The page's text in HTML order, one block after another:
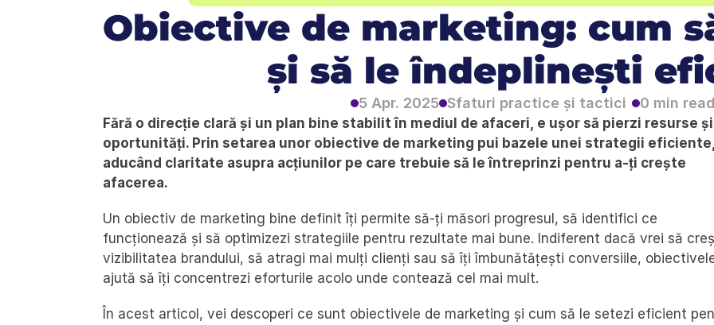
Obiective de marketing: cum
și să le îndeplinești
5 Apr. 2025 Sfaturi practice și tactici 0 min
Fără o direcție clară și un plan bine stabilit în mediul de afaceri, e ușor să pierzi resurse și
oportunități. Prin setarea unor obiective de marketing pui bazele unei strategii
aducând claritate asupra acțiunilor pe care trebuie să le întreprinzi pentru a-ți crește
afacerea.
Un obiectiv de marketing bine definit îți permite să-ți măsori progresul, să identifici ce
funcționează și să optimizezi strategiile pentru rezultate mai bune. Indiferent dacă vrei să
vizibilitatea brandului, să atragi mai mulți clienți sau să îți îmbunătățești conversiile,
ajută să îți concentrezi eforturile acolo unde contează cel mai mult.
În acest articol, vei descoperi ce sunt obiectivele de marketing și cum să le setezi eficient